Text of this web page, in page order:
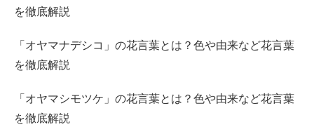
を徹底解説
「オヤマナデシコ」の花言葉とは？色や由来など花言葉
を徹底解説
「オヤマシモツケ」の花言葉とは？色や由来など花言葉
を徹底解説